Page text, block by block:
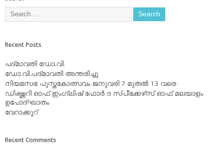
Recent Posts
പദ്മാവതി ഡോ.വി.
ഡോ.വി.പദ്മാവതി അന്തരിച്ചു
നിയമസഭ പുസ്തകോത്സവം ജനുവരി 7 മുതല്‍ 13 വരെ
ഡിക്ഷ്ണറി ഓഫ് ഇംഗ്ലിഷ് ഫോര്‍ ദ സ്പീക്കേഴ്‌സ് ഓഫ് മലയാളം
ഉപോദ്ഘാതം
വേറാക്കൂറ്
Recent Comments